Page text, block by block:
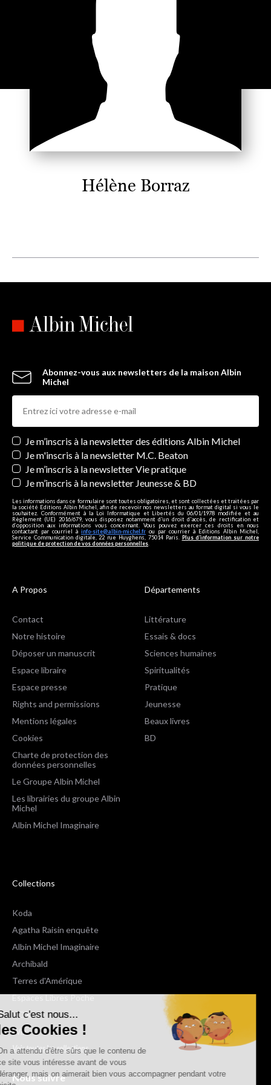
Salut c'est nous...
les Cookies !
On a attendu d'être sûrs que le contenu de
ce site vous intéresse avant de vous
déranger, mais on aimerait bien vous accompagner pendant votre
Hélène Borraz
Abonnez-vous aux newsletters de la maison Albin
Michel
Newsletters
Je m’inscris à la newsletter des éditions Albin Michel
Je m'inscris à la newsletter M.C. Beaton
Je m’inscris à la newsletter Vie pratique
Je m’inscris à la newsletter Jeunesse & BD
Les informations dans ce formulaire sont toutes obligatoires, et sont collectées et traitées par
la société Editions Albin Michel, afin de recevoir nos newsletters au format digital si vous le
souhaitez. Conformément à la Loi Informatique et Libertés du 06/01/1978 modifiée et au
Règlement (UE) 2016/679, vous disposez notamment d'un droit d'accès, de rectification et
d’opposition aux informations vous concernant. Vous pouvez exercer ces droits en nous
contactant par courriel à info-site@albin-michel.fr ou par courrier à Editions Albin Michel,
Service Communication digitale, 22 rue Huyghens, 75014 Paris. Plus d’information sur notre
politique de protection de vos données personnelles
A Propos
Contact
Notre histoire
Déposer un manuscrit
Espace libraire
Espace presse
Rights and permissions
Mentions légales
Cookies
Charte de protection des
données personnelles
Le Groupe Albin Michel
Les librairies du groupe Albin
Michel
Albin Michel Imaginaire
Départements
Littérature
Essais & docs
Sciences humaines
Spiritualités
Pratique
Jeunesse
Beaux livres
BD
Collections
Koda
Agatha Raisin enquête
Albin Michel Imaginaire
Archibald
Terres d'Amérique
Espaces Libres Poche
NOX
Wiz
Voir toutes les collections
Nous suivre